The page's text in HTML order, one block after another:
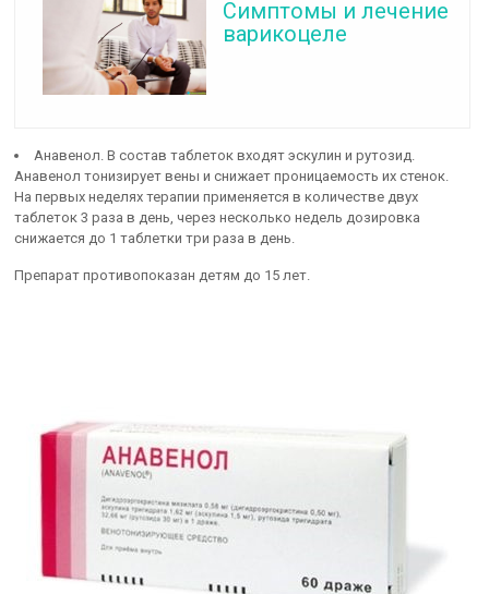
Симптомы и лечение
варикоцеле
Анавенол. В состав таблеток входят эскулин и рутозид.
Анавенол тонизирует вены и снижает проницаемость их стенок.
На первых неделях терапии применяется в количестве двух
таблеток 3 раза в день, через несколько недель дозировка
снижается до 1 таблетки три раза в день.
Препарат противопоказан детям до 15 лет.